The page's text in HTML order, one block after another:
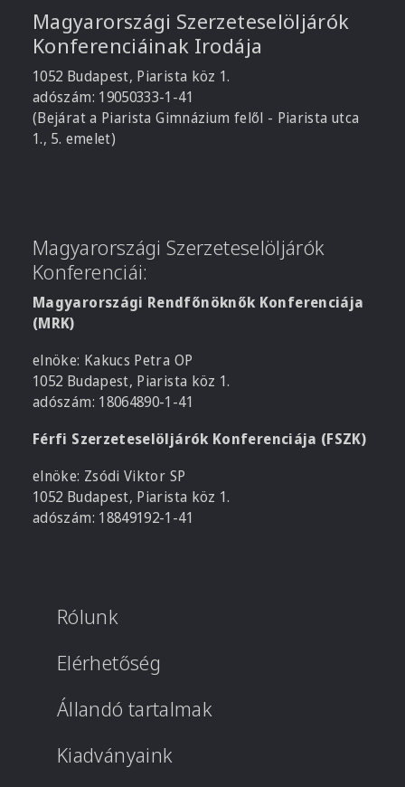
Magyarországi Szerzeteselöljárók
Konferenciáinak Irodája
1052 Budapest, Piarista köz 1.
adószám: 19050333-1-41
(Bejárat a Piarista Gimnázium felől - Piarista utca
1., 5. emelet)
Magyarországi Szerzeteselöljárók
Konferenciái:
Magyarországi Rendfőnöknők Konferenciája
(MRK)
elnöke: Kakucs Petra OP
1052 Budapest, Piarista köz 1.
adószám: 18064890-1-41
Férfi Szerzeteselöljárók Konferenciája (FSZK)
elnöke: Zsódi Viktor SP
1052 Budapest, Piarista köz 1.
adószám: 18849192-1-41
Rólunk
Elérhetőség
Állandó tartalmak
Kiadványaink